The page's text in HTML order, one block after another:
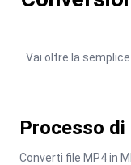
Vai oltre la
Processo di
Converti file MP4 in